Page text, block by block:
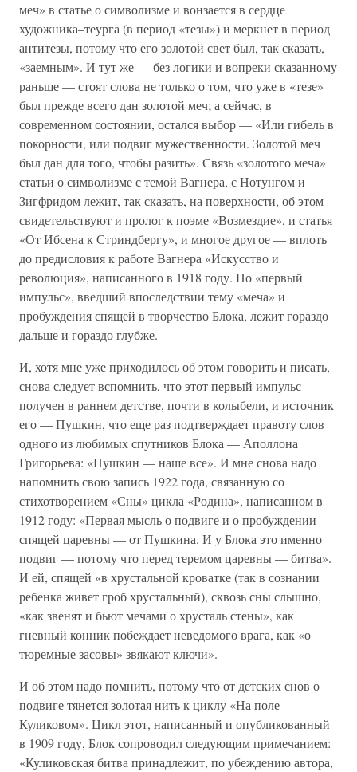
меч» в статье о символизме и вонзается в сердце
художника–теурга (в период «тезы») и меркнет в период
антитезы, потому что его золотой свет был, так сказать,
«заемным». И тут же — без логики и вопреки сказанному
раньше — стоят слова не только о том, что уже в «тезе»
был прежде всего дан золотой меч; а сейчас, в
современном состоянии, остался выбор — «Или гибель в
покорности, или подвиг мужественности. Золотой меч
был дан для того, чтобы разить». Связь «золотого меча»
статьи о символизме с темой Вагнера, с Нотунгом и
Зигфридом лежит, так сказать, на поверхности, об этом
свидетельствуют и пролог к поэме «Возмездие», и статья
«От Ибсена к Стриндбергу», и многое другое — вплоть
до предисловия к работе Вагнера «Искусство и
революция», написанного в 1918 году. Но «первый
импульс», введший впоследствии тему «меча» и
пробуждения спящей в творчество Блока, лежит гораздо
дальше и гораздо глубже.
И, хотя мне уже приходилось об этом говорить и писать,
снова следует вспомнить, что этот первый импульс
получен в раннем детстве, почти в колыбели, и источник
его — Пушкин, что еще раз подтверждает правоту слов
одного из любимых спутников Блока — Аполлона
Григорьева: «Пушкин — наше все». И мне снова надо
напомнить свою запись 1922 года, связанную со
стихотворением «Сны» цикла «Родина», написанном в
1912 году: «Первая мысль о подвиге и о пробуждении
спящей царевны — от Пушкина. И у Блока это именно
подвиг — потому что перед теремом царевны — битва».
И ей, спящей «в хрустальной кроватке (так в сознании
ребенка живет гроб хрустальный), сквозь сны слышно,
«как звенят и бьют мечами о хрусталь стены», как
гневный конник побеждает неведомого врага, как «о
тюремные засовы» звякают ключи».
И об этом надо помнить, потому что от детских снов о
подвиге тянется золотая нить к циклу «На поле
Куликовом». Цикл этот, написанный и опубликованный
в 1909 году, Блок сопроводил следующим примечанием:
«Куликовская битва принадлежит, по убеждению автора,